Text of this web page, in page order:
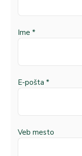
Ime *
E-pošta *
Veb mesto